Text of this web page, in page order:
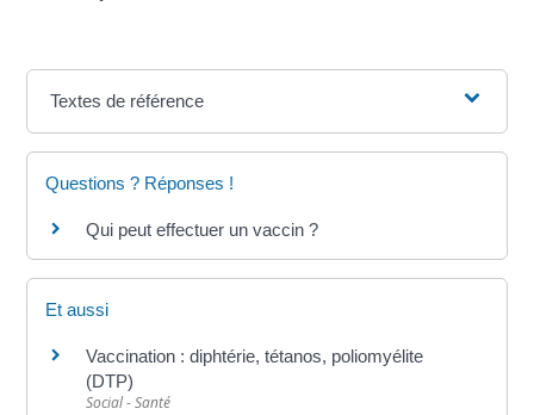
Textes de référence
Questions ? Réponses !
Qui peut effectuer un vaccin ?
Et aussi
Vaccination : diphtérie, tétanos, poliomyélite
(DTP)
Social - Santé